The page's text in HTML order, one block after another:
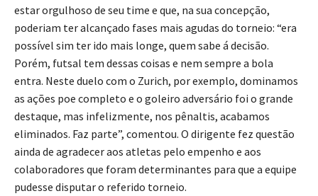
estar orgulhoso de seu time e que, na sua concepção,
poderiam ter alcançado fases mais agudas do torneio: “era
possível sim ter ido mais longe, quem sabe á decisão.
Porém, futsal tem dessas coisas e nem sempre a bola
entra. Neste duelo com o Zurich, por exemplo, dominamos
as ações poe completo e o goleiro adversário foi o grande
destaque, mas infelizmente, nos pênaltis, acabamos
eliminados. Faz parte”, comentou. O dirigente fez questão
ainda de agradecer aos atletas pelo empenho e aos
colaboradores que foram determinantes para que a equipe
pudesse disputar o referido torneio.